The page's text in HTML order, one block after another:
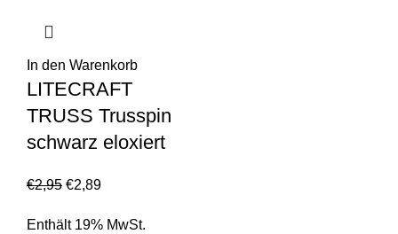
In den Warenkorb
LITECRAFT
TRUSS Trusspin
schwarz eloxiert
€2,95 €2,89
Enthält 19% MwSt.